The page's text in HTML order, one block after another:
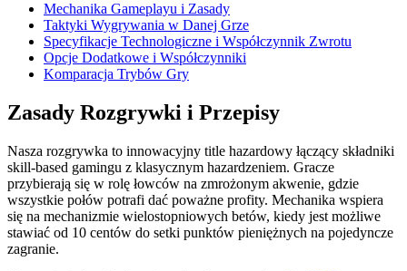
Mechanika Gameplayu i Zasady
Taktyki Wygrywania w Danej Grze
Specyfikacje Technologiczne i Współczynnik Zwrotu
Opcje Dodatkowe i Współczynniki
Komparacja Trybów Gry
Zasady Rozgrywki i Przepisy
Nasza rozgrywka to innowacyjny title hazardowy łączący składniki
skill-based gamingu z klasycznym hazardzeniem. Gracze
przybierają się w rolę łowców na zmrożonym akwenie, gdzie
wszystkie połów potrafi dać poważne profity. Mechanika wspiera
się na mechanizmie wielostopniowych betów, kiedy jest możliwe
stawiać od 10 centów do setki punktów pieniężnych na pojedyncze
zagranie.